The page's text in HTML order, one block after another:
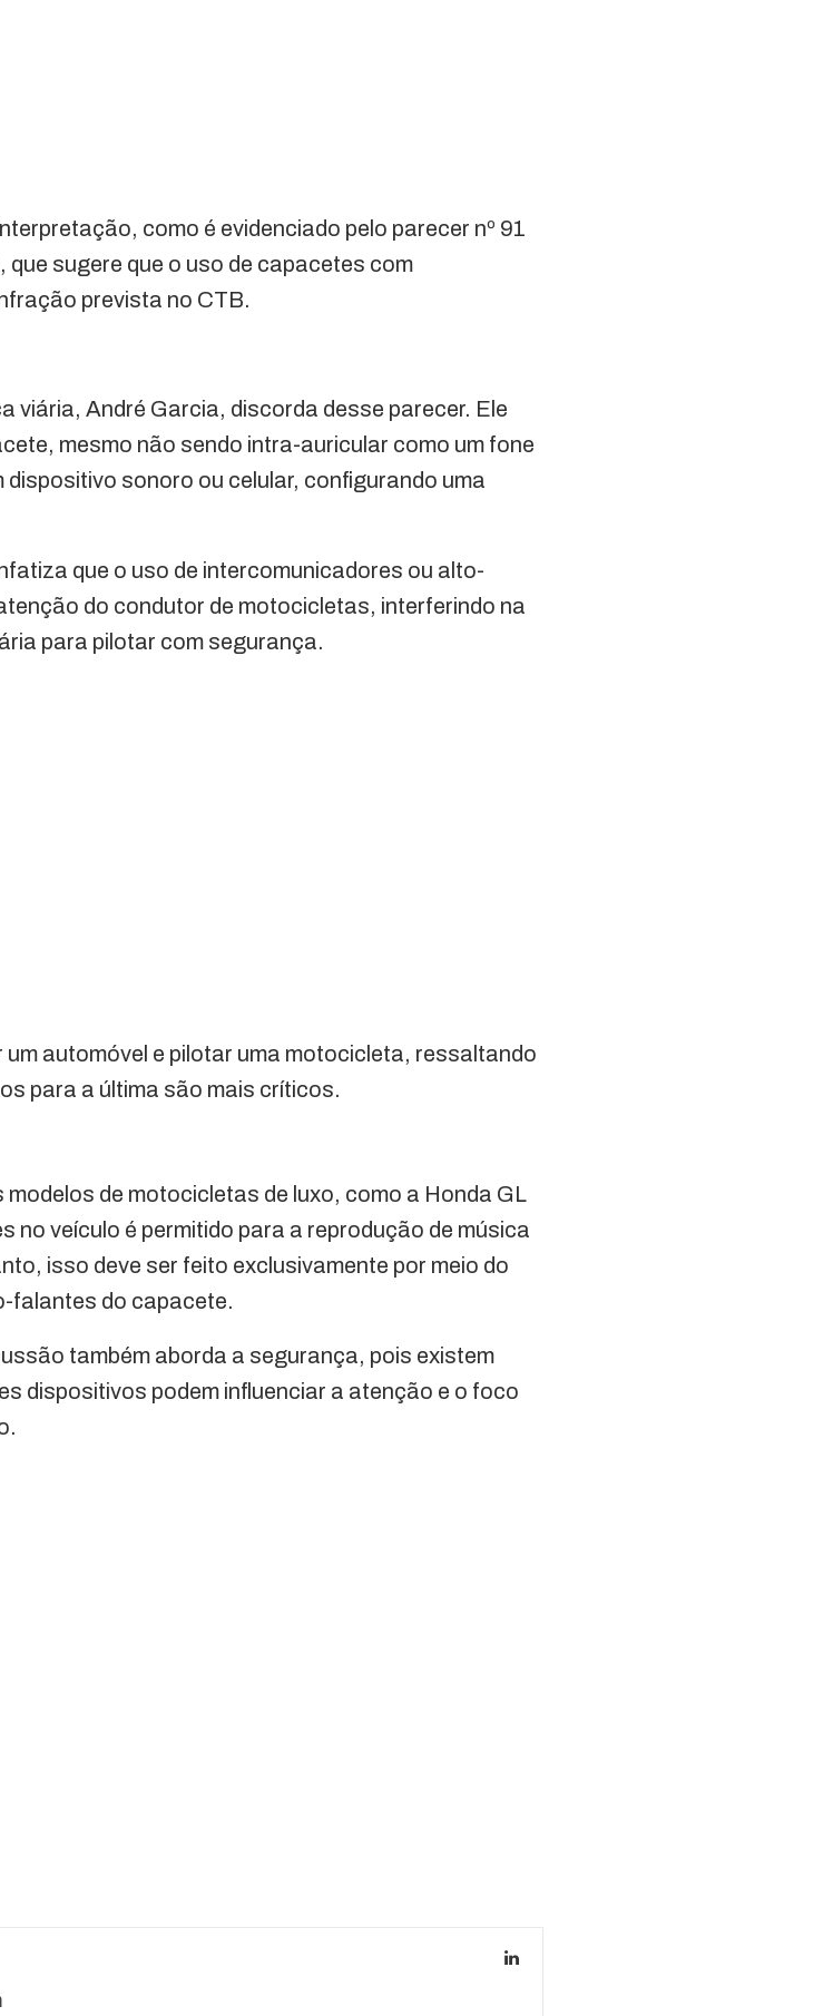
como é evidenciado pelo parecer nº 91
sugere que o uso de capacetes com
prevista no CTB.
viária, André Garcia, discorda desse parecer. Ele
mesmo não sendo intra-auricular como um fone
sonoro ou celular, configurando uma
que o uso de intercomunicadores ou alto-
do condutor de motocicletas, interferindo na
para pilotar com segurança.
automóvel e pilotar uma motocicleta, ressaltando
para a última são mais críticos.
de motocicletas de luxo, como a Honda GL
no veículo é permitido para a reprodução de música
isso deve ser feito exclusivamente por meio do
falantes do capacete.
também aborda a segurança, pois existem
dispositivos podem influenciar a atenção e o foco